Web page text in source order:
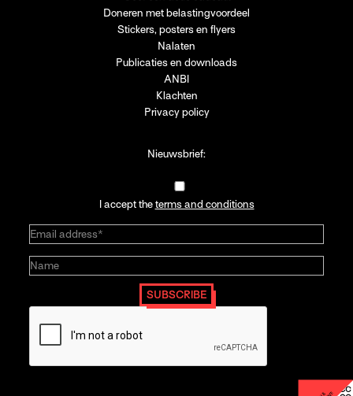
Doneren met belastingvoordeel
Stickers, posters en flyers
Nalaten
Publicaties en downloads
ANBI
Klachten
Privacy policy
Nieuwsbrief:
I accept the terms and conditions
SUBSCRIBE